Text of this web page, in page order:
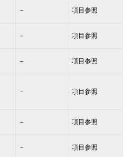
－ 項目参照
－ 項目参照
－ 項目参照
－ 項目参照
－ 項目参照
－ 項目参照